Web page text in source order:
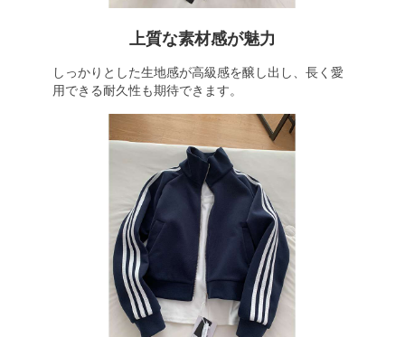
上質な素材感が魅力
しっかりとした生地感が高級感を醸し出し、長く愛
用できる耐久性も期待できます。